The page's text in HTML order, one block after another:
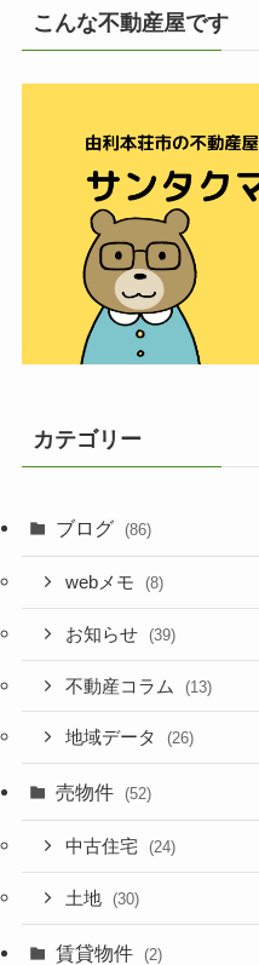
こんな不動産屋です
カテゴリー
ブログ (86)
webメモ (8)
お知らせ (39)
不動産コラム (13)
地域データ (26)
売物件 (52)
中古住宅 (24)
土地 (30)
賃貸物件 (2)